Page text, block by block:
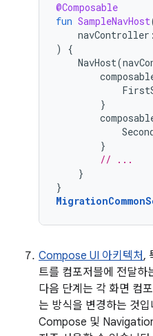
@Composable
fun SampleNavHost
navController :
)
{
NavHost(
}
}
// ...
}
}
Compose UI 아키텍처,
트를 컴포저블에 전달하
다음 단계는 각 화면 컴
는 방식을 변경하는 것입
Compose 및